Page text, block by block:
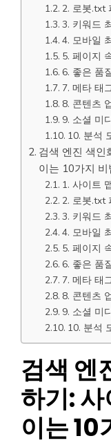
2. 로봇.txt
3. 키워드
4. 모바일
5. 페이지
6. 좋은 품
7. 메타 태
8. 콘텐츠
9. 소셜 미
10. 분석
검색 엔진 색인
이는 10가지 비
1. 사이트
2. 로봇.txt
3. 키워드
4. 모바일
5. 페이지
6. 좋은 품
7. 메타 태
8. 콘텐츠
9. 소셜 미
10. 분석
검색 엔
하기:
이는 10